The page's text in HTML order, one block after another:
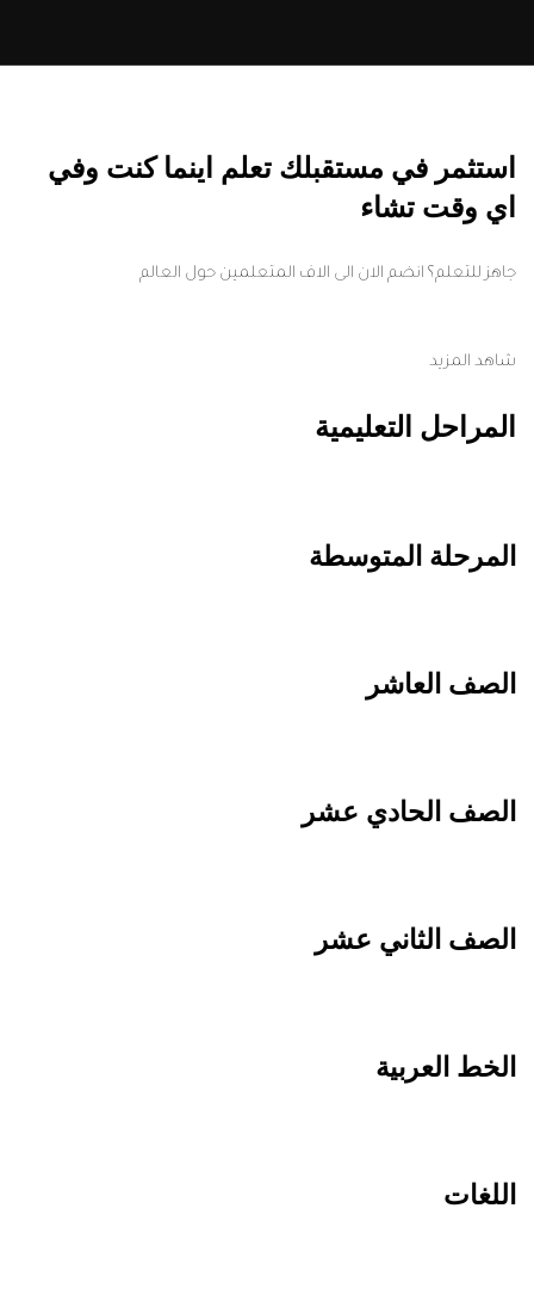
استثمر في مستقبلك تعلم اينما كنت وفي
اي وقت تشاء
جاهز للتعلم؟ انضم الان الى الاف المتعلمين حول العالم
شاهد المزيد
المراحل التعليمية
المرحلة المتوسطة
الصف العاشر
الصف الحادي عشر
الصف الثاني عشر
الخط العربية
اللغات